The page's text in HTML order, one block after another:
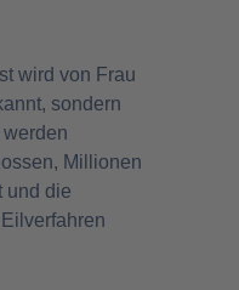
wird von Frau
sondern
Millionen
und die